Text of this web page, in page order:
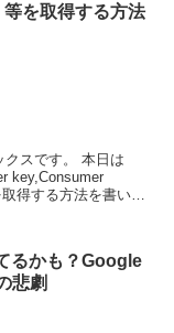
を取得する方法
す。 本日は
key,Consumer
得する方法を書いて
るかも？Google
悲劇